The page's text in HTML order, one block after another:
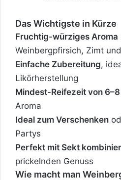
Das Wichtigste in Kürze
Fruchtig-würziges Aroma
Weinbergpfirsich, Zimt
Einfache Zubereitung,
Likörherstellung
Mindest-Reifezeit von
Aroma
Ideal zum Verschenken
Partys
Perfekt mit Sekt
prickelnden Genuss
Wie macht man